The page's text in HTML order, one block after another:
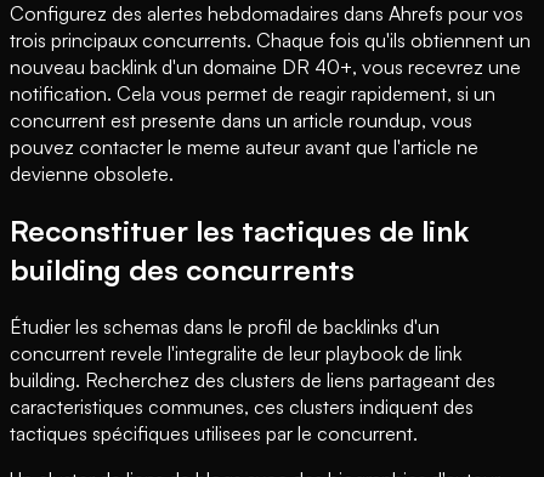
Configurez des alertes hebdomadaires dans Ahrefs pour vos
trois principaux concurrents. Chaque fois qu'ils obtiennent un
nouveau backlink d'un domaine DR 40+, vous recevrez une
notification. Cela vous permet de reagir rapidement, si un
concurrent est presente dans un article roundup, vous
pouvez contacter le meme auteur avant que l'article ne
devienne obsolete.
Reconstituer les tactiques de link
building des concurrents
Étudier les schemas dans le profil de backlinks d'un
concurrent revele l'integralite de leur playbook de link
building. Recherchez des clusters de liens partageant des
caracteristiques communes, ces clusters indiquent des
tactiques spécifiques utilisees par le concurrent.